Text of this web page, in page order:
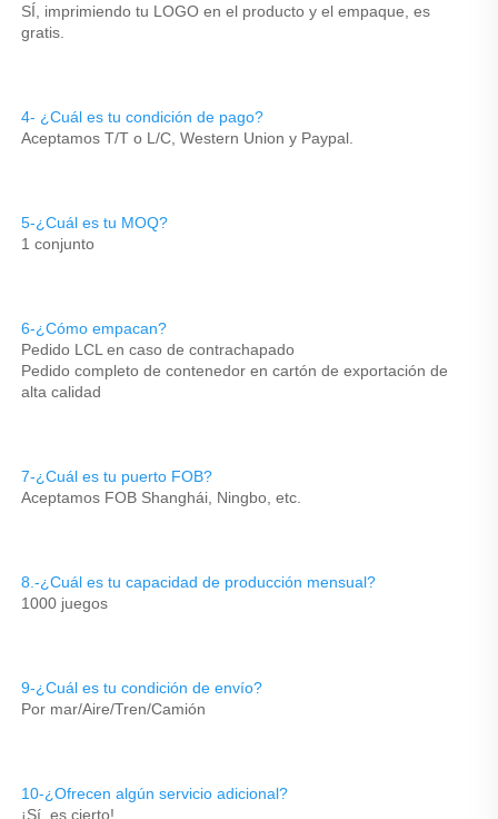
SÍ, imprimiendo tu LOGO en el producto y el empaque, es
gratis.
4- ¿Cuál es tu condición de pago?
Aceptamos T/T o L/C, Western Union y Paypal.
5-¿Cuál es tu MOQ?
1 conjunto
6-¿Cómo empacan?
Pedido LCL en caso de contrachapado
Pedido completo de contenedor en cartón de exportación de
alta calidad
7-¿Cuál es tu puerto FOB?
Aceptamos FOB Shanghái, Ningbo, etc.
8.-¿Cuál es tu capacidad de producción mensual?
1000 juegos
9-¿Cuál es tu condición de envío?
Por mar/Aire/Tren/Camión
10-¿Ofrecen algún servicio adicional?
¡Sí, es cierto!